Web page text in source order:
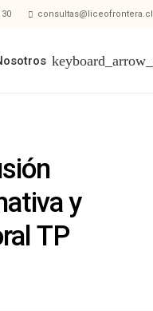
consultas@liceofrontera.cl
y
TP